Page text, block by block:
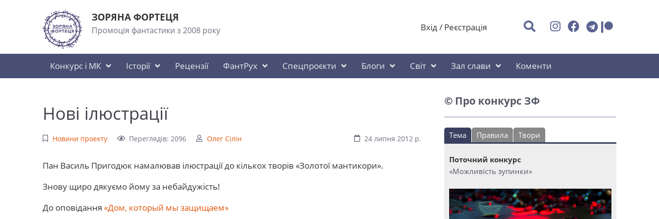
ЗОРЯНА ФОРТЕЦЯ
Промоція фантастики з 2008 року Вхід / Реєстрація
Конкурс і МК Історії Рецензії ФантРух Спецпроєкти Блоги Світ Зал слави Коменти
Нові ілюстрації
Новини проекту Переглядів: 2096 Олег Сілін 24 липня 2012 р.
Пан Василь Пригодюк намалював ілюстрації до кількох творів «Золотої мантикори».
Знову щиро дякуємо йому за небайдужість!
До оповідання «Дом, который мы защищаем»
© Про конкурс ЗФ
Тема Правила Твори
Поточний конкурс
«Можливість зупинки»